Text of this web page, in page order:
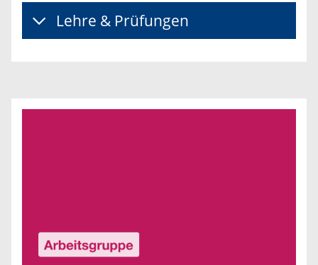
Lehre & Prüfungen